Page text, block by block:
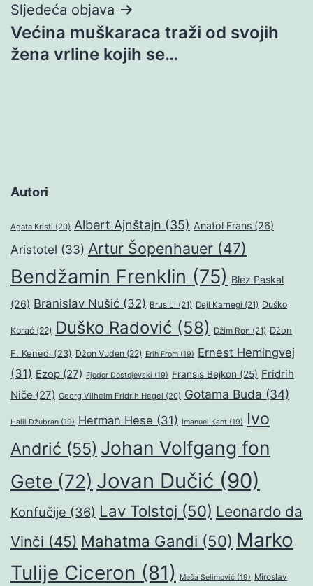
Sljedeća objava
Većina muškaraca traži od svojih
žena vrline kojih se…
Autori
Agata Kristi (20) Albert Ajnštajn (35) Anatol Frans (26)
Aristotel (33) Artur Šopenhauer (47)
Bendžamin Frenklin (75) Blez Paskal
(26) Branislav Nušić (32) Brus Li (21) Dejl Karnegi (21) Duško
Korać (22) Duško Radović (58) Džim Ron (21) Džon
F. Kenedi (23) Džon Vuden (22) Erih From (19) Ernest Hemingvej
(31) Ezop (27) Fjodor Dostojevski (19) Fransis Bejkon (25) Fridrih
Niče (27) Georg Vilhelm Fridrih Hegel (20) Gotama Buda (34)
Halil Džubran (19) Herman Hese (31) Imanuel Kant (19)
Ivo
Andrić (55) Johan Volfgang fon
Gete (72) Jovan Dučić (90)
Konfučije (36) Lav Tolstoj (50) Leonardo da
Vinči (45) Mahatma Gandi (50) Marko
Tulije Ciceron (81) Meša Selimović (19) Miroslav